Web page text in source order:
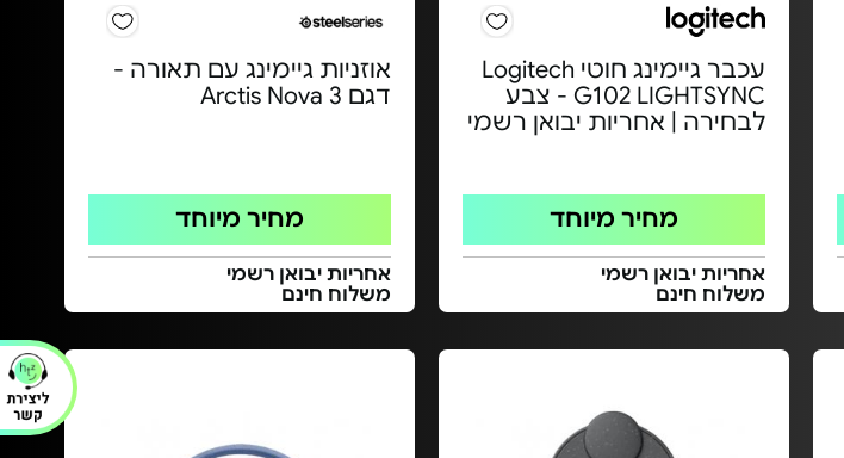
עכבר גיימינג חוטי Logitech
G102 LIGHTSYNC - צבע
לבחירה | אחריות יבואן רשמי
מחיר מיוחד
אחריות יבואן רשמי
משלוח חינם
אוזניות גיימינג עם תאורה -
דגם Arctis Nova 3
מחיר מיוחד
אחריות יבואן רשמי
משלוח חינם